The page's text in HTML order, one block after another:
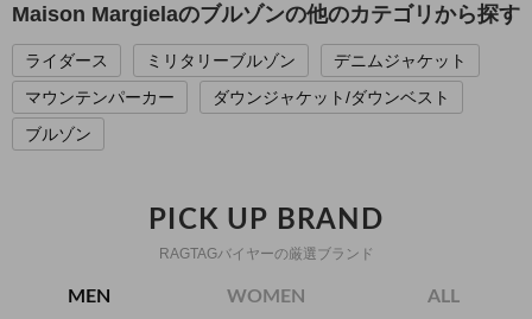
Maison Margielaのブルゾンの他のカテゴリから探す
ライダース ミリタリーブルゾン
デニムジャケット
マウンテンパーカー
ダウンジャケット/ダウンベスト
ブルゾン
PICK UP BRAND
RAGTAGバイヤーの厳選ブランド
MEN WOMEN ALL